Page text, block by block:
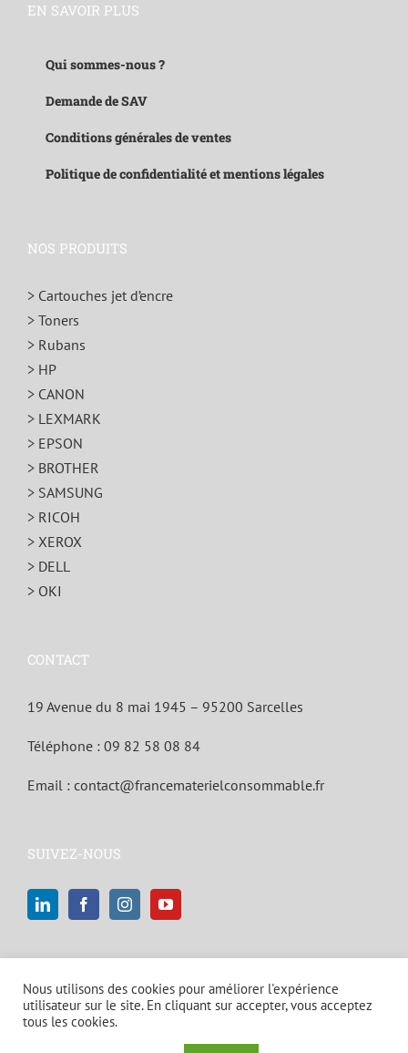
EN SAVOIR PLUS
Qui sommes-nous ?
Demande de SAV
Conditions générales de ventes
Politique de confidentialité et mentions légales
NOS PRODUITS
> Cartouches jet d’encre
> Toners
> Rubans
> HP
> CANON
> LEXMARK
> EPSON
> BROTHER
> SAMSUNG
> RICOH
> XEROX
> DELL
> OKI
CONTACT
19 Avenue du 8 mai 1945 – 95200 Sarcelles
Téléphone : 09 82 58 08 84
Email : contact@francematerielconsommable.fr
SUIVEZ-NOUS
Nous utilisons des cookies pour améliorer l'expérience
utilisateur sur le site. En cliquant sur accepter, vous acceptez
tous les cookies.